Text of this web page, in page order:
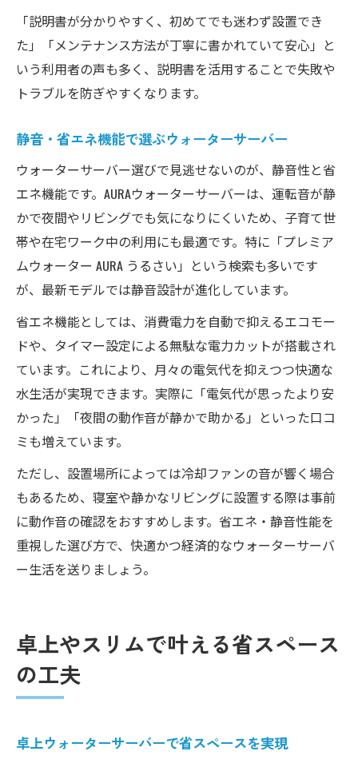
「説明書が分かりやすく、初めてでも迷わず設置でき
た」「メンテナンス方法が丁寧に書かれていて安心」と
いう利用者の声も多く、説明書を活用することで失敗や
トラブルを防ぎやすくなります。
静音・省エネ機能で選ぶウォーターサーバー
ウォーターサーバー選びで見逃せないのが、静音性と省
エネ機能です。AURAウォーターサーバーは、運転音が静
かで夜間やリビングでも気になりにくいため、子育て世
帯や在宅ワーク中の利用にも最適です。特に「プレミア
ムウォーター AURA うるさい」という検索も多いです
が、最新モデルでは静音設計が進化しています。
省エネ機能としては、消費電力を自動で抑えるエコモー
ドや、タイマー設定による無駄な電力カットが搭載され
ています。これにより、月々の電気代を抑えつつ快適な
水生活が実現できます。実際に「電気代が思ったより安
かった」「夜間の動作音が静かで助かる」といった口コ
ミも増えています。
ただし、設置場所によっては冷却ファンの音が響く場合
もあるため、寝室や静かなリビングに設置する際は事前
に動作音の確認をおすすめします。省エネ・静音性能を
重視した選び方で、快適かつ経済的なウォーターサーバ
ー生活を送りましょう。
卓上やスリムで叶える省スペース
の工夫
卓上ウォーターサーバーで省スペースを実現